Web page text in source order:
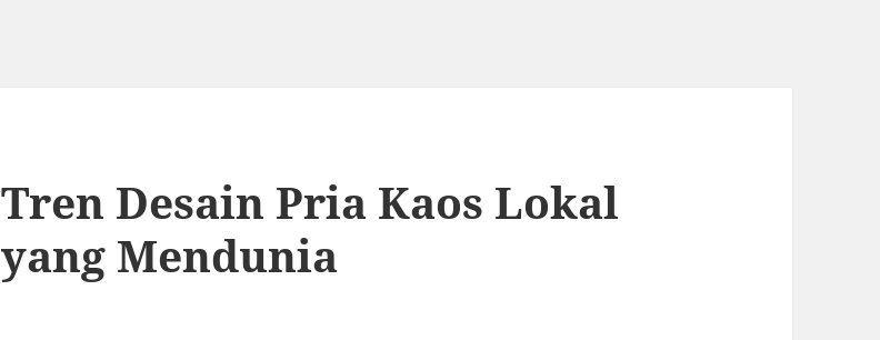
Tren Desain Pria Kaos Lokal
yang Mendunia